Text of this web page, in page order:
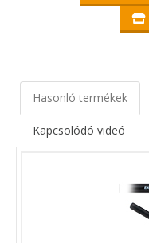
Hasonló termékek
Kapcsolódó videó